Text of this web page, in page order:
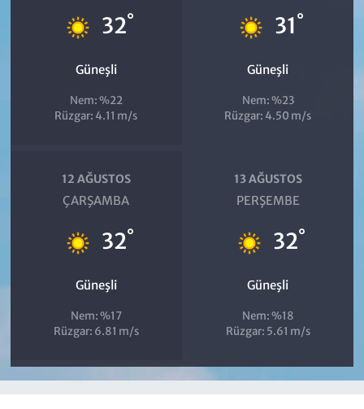
32°
Güneşli
Nem: %22
Rüzgar: 4.11 m/s
31°
Güneşli
Nem: %23
Rüzgar: 4.50 m/s
12 AĞUSTOS
ÇARŞAMBA
32°
Güneşli
Nem: %17
Rüzgar: 6.81 m/s
13 AĞUSTOS
PERŞEMBE
32°
Güneşli
Nem: %18
Rüzgar: 5.61 m/s